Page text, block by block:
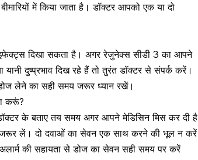
में किया जाता है। डॉक्टर आपको एक या दो
इफेक्ट्स दिखा सकता है। अगर रेजुनेक्स सीडी 3 का आपने
दुष्प्रभाव दिख रहे हैं तो तुरंत डॉक्टर से संपर्क करें।
लेने का सही समय जरूर ध्यान रखें।
करूं?
के बताए तय समय अगर आपने मेडिसिन मिस कर दी है
जरूर लें। दो दवाओं का सेवन एक साथ करने की भूल न करें
की सहायता से डोज का सेवन सही समय पर करें